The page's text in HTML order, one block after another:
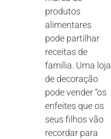
produtos
alimentares
pode partilhar
receitas de
família. Uma loja
de decoração
pode vender “os
enfeites que os
seus filhos vão
recordar para